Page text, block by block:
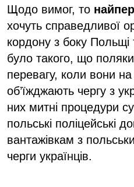
Щодо вимог, то
хочуть справедливої
кордону з боку
було такого, що
перевагу, коли вони на
об’їжджають чергу з
них митні процедури
польські поліцейські
вантажівкам з
черги українців.